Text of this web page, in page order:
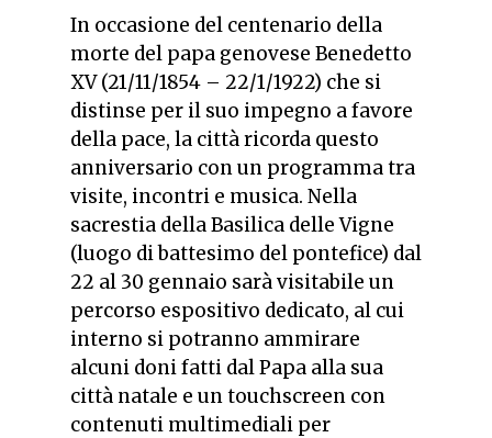
In occasione del centenario della
morte del papa genovese Benedetto
XV (21/11/1854 – 22/1/1922) che si
distinse per il suo impegno a favore
della pace, la città ricorda questo
anniversario con un programma tra
visite, incontri e musica. Nella
sacrestia della Basilica delle Vigne
(luogo di battesimo del pontefice) dal
22 al 30 gennaio sarà visitabile un
percorso espositivo dedicato, al cui
interno si potranno ammirare
alcuni doni fatti dal Papa alla sua
città natale e un touchscreen con
contenuti multimediali per